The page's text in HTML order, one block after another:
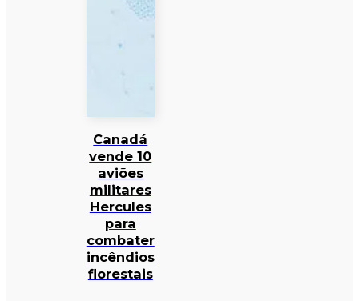
Canadá
vende 10
aviões
militares
Hercules
para
combater
incêndios
florestais